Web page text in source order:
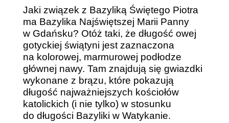
Jaki związek z Bazyliką Świętego Piotra
ma Bazylika Najświętszej Marii Panny
w Gdańsku? Otóż taki, że długość owej
gotyckiej świątyni jest zaznaczona
na kolorowej, marmurowej podłodze
głównej nawy. Tam znajdują się gwiazdki
wykonane z brązu, które pokazują
długość najważniejszych kościołów
katolickich (i nie tylko) w stosunku
do długości Bazyliki w Watykanie.